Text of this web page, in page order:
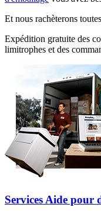
Et nous rachèterons
Expédition gratuite des
limitrophes et des
Services Aide pour